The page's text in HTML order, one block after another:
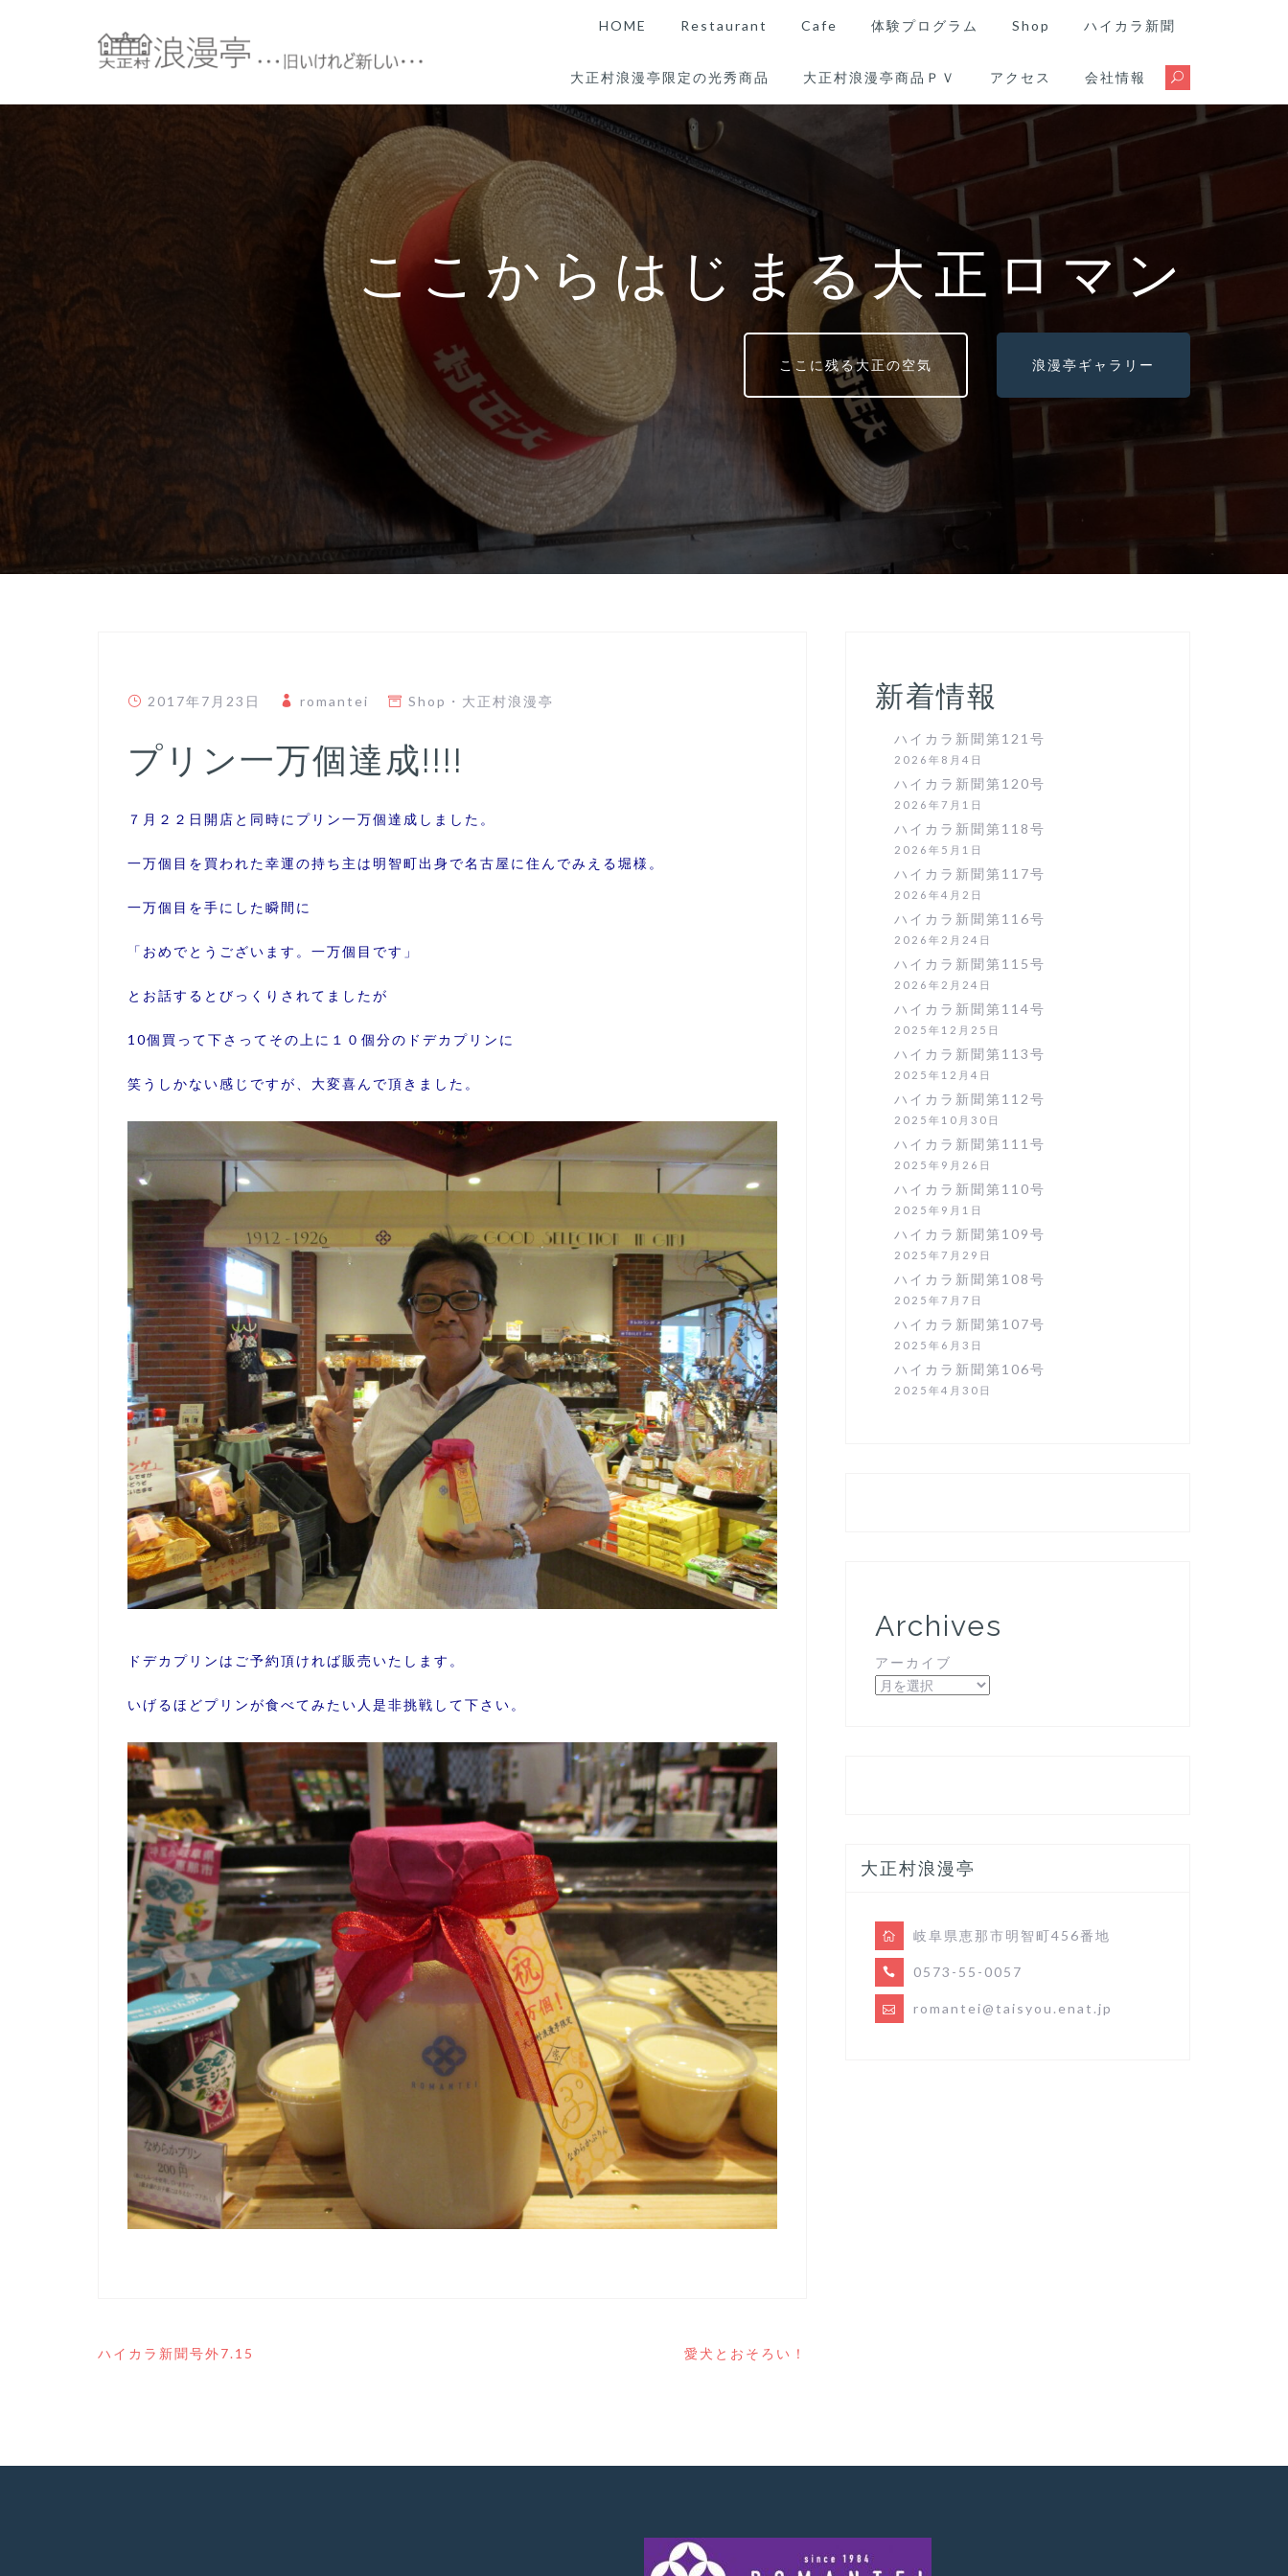
ツ
HOME Restaurant Cafe 体験プログラム Shop ハイカラ新聞
大正村浪漫亭限定の光秀商品 大正村浪漫亭商品ＰＶ アクセス 会社情報
ここからはじまる大正ロマン
ここに残る大正の空気 浪漫亭ギャラリー
2017年7月23日 romantei Shop ・ 大正村浪漫亭
プリン一万個達成!!!!
７月２２日開店と同時にプリン一万個達成しました。
一万個目を買われた幸運の持ち主は 明智町出身で名古屋に住んでみえる堀様。
一万個目を手にした瞬間に
「おめでとうございます。一万個目です」
とお話するとびっくりされてましたが
10個買って下さってその上に１０個分のドデカプリンに
笑うしかない感じですが、大変喜んで頂きました。
ドデカプリンはご予約頂ければ販売いたします。
いげるほどプリンが食べてみたい人是非挑戦して下さい。
投
ハイカラ新聞号外7.15 愛犬とおそろい！
新着情報
ハイカラ新聞第121号
2026年8月4日
ハイカラ新聞第120号
2026年7月1日
ハイカラ新聞第118号
2026年5月1日
ハイカラ新聞第117号
2026年4月2日
ハイカラ新聞第116号
2026年2月24日
ハイカラ新聞第115号
2026年2月24日
ハイカラ新聞第114号
2025年12月25日
ハイカラ新聞第113号
2025年12月4日
ハイカラ新聞第112号
2025年10月30日
ハイカラ新聞第111号
2025年9月26日
ハイカラ新聞第110号
2025年9月1日
ハイカラ新聞第109号
2025年7月29日
ハイカラ新聞第108号
2025年7月7日
ハイカラ新聞第107号
2025年6月3日
ハイカラ新聞第106号
2025年4月30日
Archives
アーカイブ
大正村浪漫亭
岐阜県恵那市明智町456番地
0573-55-0057
romantei@taisyou.enat.jp